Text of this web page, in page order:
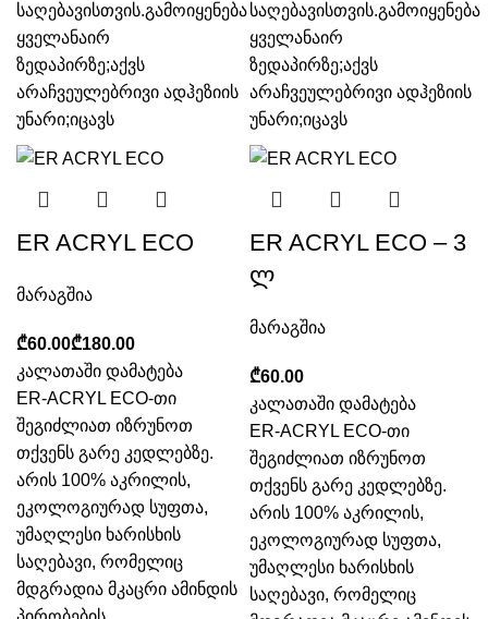
საღებავისთვის.გამოიყენება
ყველანაირ
ზედაპირზე;აქვს
არაჩვეულებრივი ადჰეზიის
უნარი;იცავს
საღებავისთვის.გამოიყენება
ყველანაირ
ზედაპირზე;აქვს
არაჩვეულებრივი ადჰეზიის
უნარი;იცავს
ER ACRYL ECO
მარაგშია
₾
₾
კალათაში დამატება
ER-ACRYL ECO-თი
შეგიძლიათ იზრუნოთ
თქვენს გარე კედლებზე.
არის 100% აკრილის,
ეკოლოგიურად სუფთა,
უმაღლესი ხარისხის
საღებავი, რომელიც
მდგრადია მკაცრი ამინდის
ER ACRYL ECO – 3
ლ
მარაგშია
₾
კალათაში დამატება
ER-ACRYL ECO-თი
შეგიძლიათ იზრუნოთ
თქვენს გარე კედლებზე.
არის 100% აკრილის,
ეკოლოგიურად სუფთა,
უმაღლესი ხარისხის
საღებავი, რომელიც